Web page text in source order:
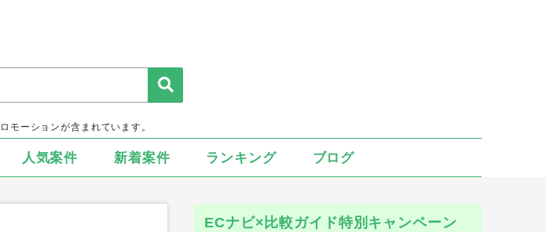
モーションが含まれています。
人気案件 新着案件 ランキング ブログ
ECナビ×比較ガイド特別キャンペーン